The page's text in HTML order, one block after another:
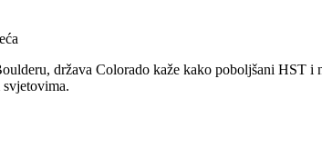
država Colorado kaže kako poboljšani HST